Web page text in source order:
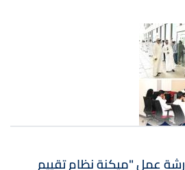
عمل "ميكنة نظام تقييم